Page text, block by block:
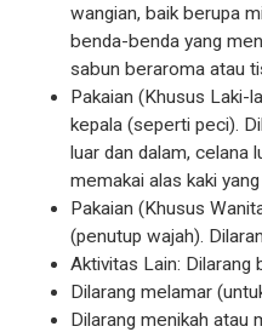
wangian, baik berupa
benda-benda yang
sabun beraroma atau
Pakaian (Khusus Laki-
kepala (seperti peci).
luar dan dalam, celana
memakai alas kaki
Pakaian (Khusus
(penutup wajah).
Aktivitas Lain: Dilarang
Dilarang melamar
Dilarang menikah atau